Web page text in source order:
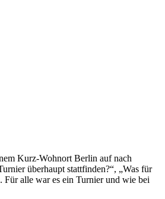
Kurz-Wohnort Berlin auf nach
überhaupt stattfinden?“, „Was für
alle war es ein Turnier und wie bei